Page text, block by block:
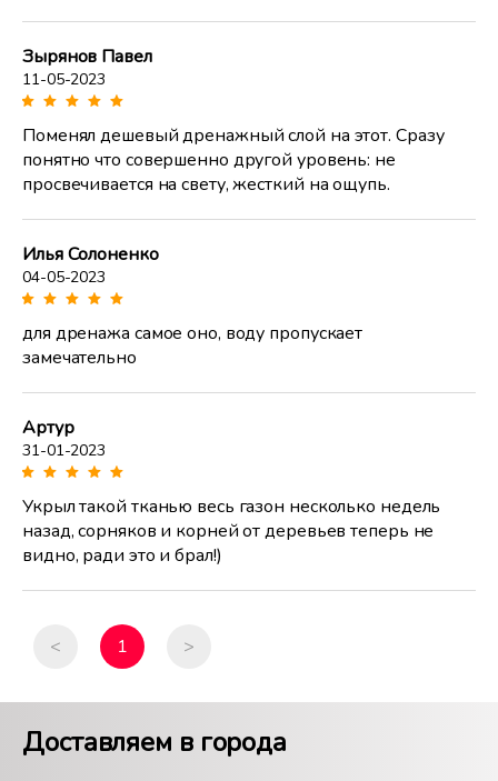
Зырянов Павел
11-05-2023
Поменял дешевый дренажный слой на этот. Сразу
понятно что совершенно другой уровень: не
просвечивается на свету, жесткий на ощупь.
Илья Солоненко
04-05-2023
для дренажа самое оно, воду пропускает
замечательно
Артур
31-01-2023
Укрыл такой тканью весь газон несколько недель
назад, сорняков и корней от деревьев теперь не
видно, ради это и брал!)
< 1 >
Доставляем в города